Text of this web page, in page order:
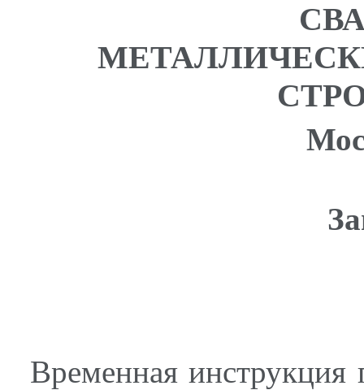
Временная инструкция